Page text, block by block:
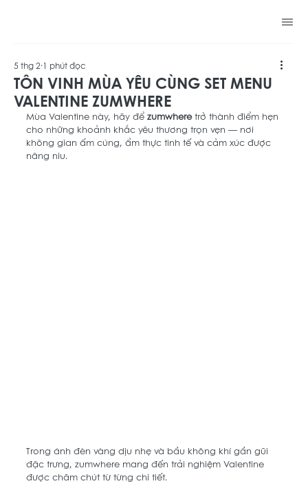
TÔN VINH MÙA YÊU CÙNG SET MENU
VALENTINE ZUMWHERE
5 thg 2 1 phút đọc
Mùa Valentine này, hãy để zumwhere trở thành điểm hẹn
cho những khoảnh khắc yêu thương trọn vẹn — nơi
không gian ấm cúng, ẩm thực tinh tế và cảm xúc được
nâng niu.
Trong ánh đèn vàng dịu nhẹ và bầu không khí gần gũi
đặc trưng, zumwhere mang đến trải nghiệm Valentine
được chăm chút từ từng chi tiết.